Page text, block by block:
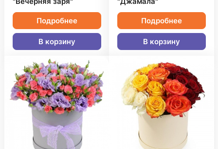
Подробнее
В корзину
Подробнее
В корзину